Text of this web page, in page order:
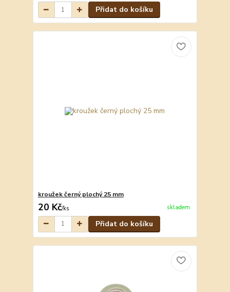
Přidat do košíku
kroužek černý plochý 25 mm
20 Kč/ks skladem
Přidat do košíku